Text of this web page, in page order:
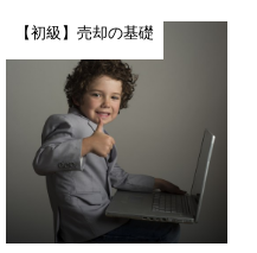
【初級】売却の基礎